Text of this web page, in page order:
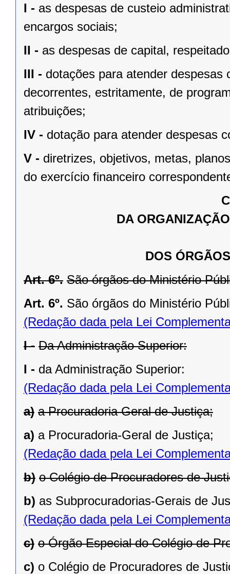
I - as despesas de custeio
encargos sociais;
II - as despesas de capital,
III - dotações para atender
decorrentes, estritamente, de
atribuições;
IV - dotação para atender despesas
V - diretrizes, objetivos, metas,
do exercício financeiro
DA
DOS
Art. 6º. São órgãos do Ministério
Art. 6º. São órgãos do Ministério
(Redação dada pela Lei
I - Da Administração Superior:
I - da Administração Superior:
(Redação dada pela Lei
a) a Procuradoria Geral de Justiça;
a) a Procuradoria-Geral de Justiça;
(Redação dada pela Lei
b) o Colégio de Procuradores de
b) as Subprocuradorias-Gerais de
(Redação dada pela Lei
c) o Órgão Especial do Colégio de
c) o Colégio de Procuradores de